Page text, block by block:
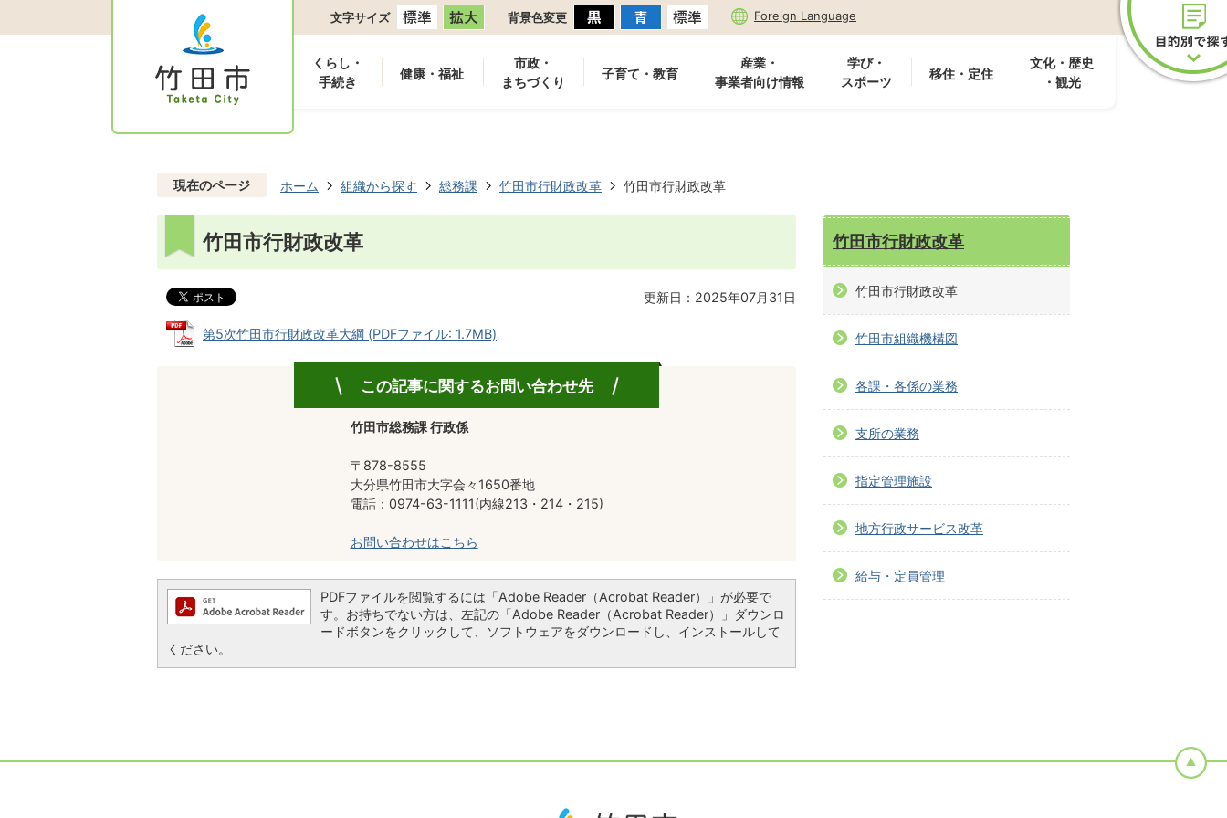
文字サイズ 背景色変更 Foreign Language
くらし・
手続き
健康・福祉
市政・
まちづくり
子育て・教育
産業・
事業者向け情報
学び・
スポーツ
移住・定住
文化・歴史
・観光
現在のページ ホーム 組織から探す 総務課 竹田市行財政改革 竹田市行財政改革
竹田市行財政改革
更新日：2025年07月31日
第5次竹田市行財政改革大綱 (PDFファイル: 1.7MB)
この記事に関するお問い合わせ先
竹田市総務課 行政係
〒878-8555
大分県竹田市大字会々1650番地
電話：0974-63-1111(内線213・214・215)
お問い合わせはこちら
PDFファイルを閲覧するには「Adobe Reader（Acrobat Reader）」が必要で
す。お持ちでない方は、左記の「Adobe Reader（Acrobat Reader）」ダウンロ
ードボタンをクリックして、ソフトウェアをダウンロードし、インストールして
ください。
竹田市行財政改革
竹田市行財政改革
竹田市組織機構図
各課・各係の業務
支所の業務
指定管理施設
地方行政サービス改革
給与・定員管理